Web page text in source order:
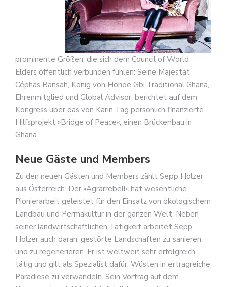
prominente Größen, die sich dem Council of World
Elders öffentlich verbunden fühlen: Seine Majestät
Céphas Bansah, König von Hohoe Gbi Traditional Ghana,
Ehrenmitglied und Global Advisor, berichtet auf dem
Kongress über das von Karin Tag persönlich finanzierte
Hilfsprojekt »Bridge of Peace«, einen Brückenbau in
Ghana.
Neue Gäste und Members
Zu den neuen Gästen und Members zählt Sepp Holzer
aus Österreich. Der »Agrarrebell« hat wesentliche
Pionierarbeit geleistet für den Einsatz von ökologischem
Landbau und Permakultur in der ganzen Welt. Neben
seiner landwirtschaftlichen Tätigkeit arbeitet Sepp
Holzer auch daran, gestörte Landschaften zu sanieren
und zu regenerieren. Er ist weltweit sehr erfolgreich
tätig und gilt als Spezialist dafür, Wüsten in ertragreiche
Paradiese zu verwandeln. Sein Vortrag auf dem